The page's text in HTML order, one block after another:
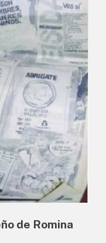
de Romina